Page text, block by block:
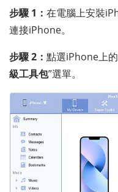
步驟 1： 在電腦上安裝
連接iPhone。
步驟 2： 點選iPhone上
級工具包”選單。